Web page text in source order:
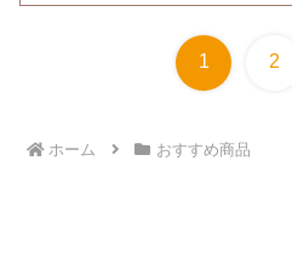
1 2
ホーム おすすめ商品